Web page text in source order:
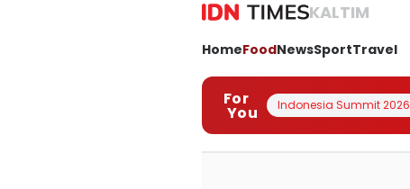
KALTIM
HomeFoodNewsSportTravel
For
You Indonesia Summit 2026